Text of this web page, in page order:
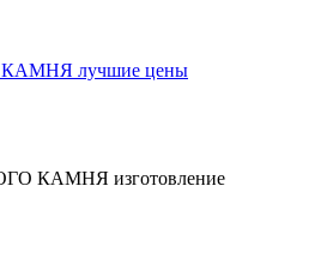
КАМНЯ лучшие цены
КАМНЯ изготовление